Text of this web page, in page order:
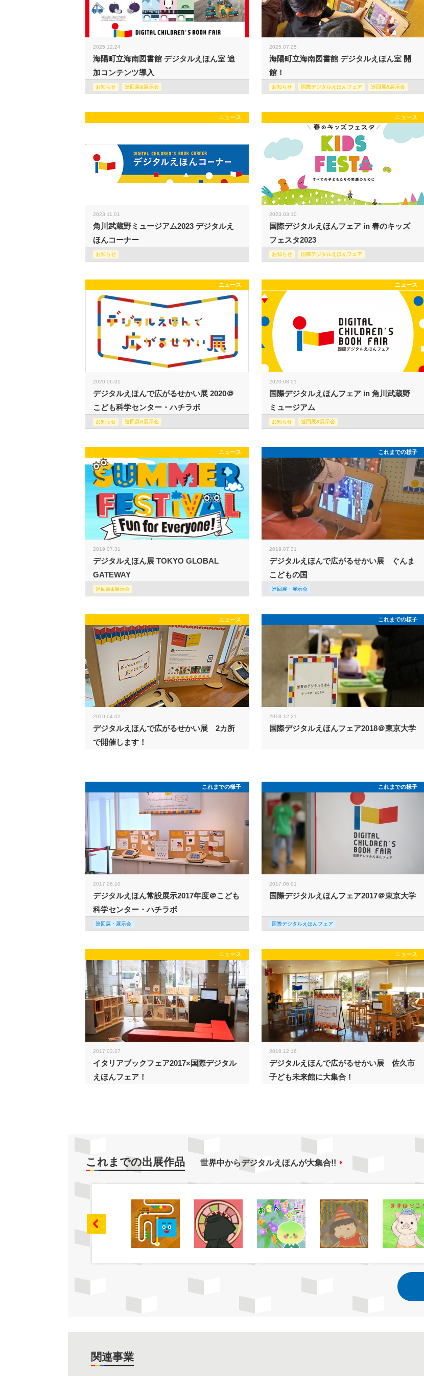
2025.12.24
海陽町立海南図書館 デジタルえほん室 追
加コンテンツ導入
お知らせ 巡回展&展示会
2025.07.25
海陽町立海南図書館 デジタルえほん室 開
館！
お知らせ 国際デジタルえほんフェア 巡回展&展示会
ニュース
2023.11.01
角川武蔵野ミュージアム2023 デジタルえ
ほんコーナー
お知らせ
ニュース
2023.03.10
国際デジタルえほんフェア in 春のキッズ
フェスタ2023
お知らせ 国際デジタルえほんフェア
ニュース
2020.06.01
デジタルえほんで広がるせかい展 2020＠
こども科学センター・ハチラボ
お知らせ 巡回展&展示会
ニュース
2020.08.01
国際デジタルえほんフェア in 角川武蔵野
ミュージアム
お知らせ 巡回展&展示会
ニュース
2019.07.31
デジタルえほん展 TOKYO GLOBAL
GATEWAY
巡回展&展示会
これまでの様子
2019.07.31
デジタルえほんで広がるせかい展 ぐんま
こどもの国
巡回展・展示会
ニュース
2019.04.02
デジタルえほんで広がるせかい展 2カ所
で開催します！
これまでの様子
2018.12.21
国際デジタルえほんフェア2018＠東京大学
これまでの様子
2017.06.10
デジタルえほん常設展示2017年度＠こども
科学センター・ハチラボ
巡回展・展示会
これまでの様子
2017.06.01
国際デジタルえほんフェア2017＠東京大学
国際デジタルえほんフェア
ニュース
2017.03.27
イタリアブックフェア2017×国際デジタル
えほんフェア！
ニュース
2016.12.16
デジタルえほんで広がるせかい展 佐久市
子ども未来館に大集合！
これまでの出展作品 世界中からデジタルえほんが大集合!!
関連事業